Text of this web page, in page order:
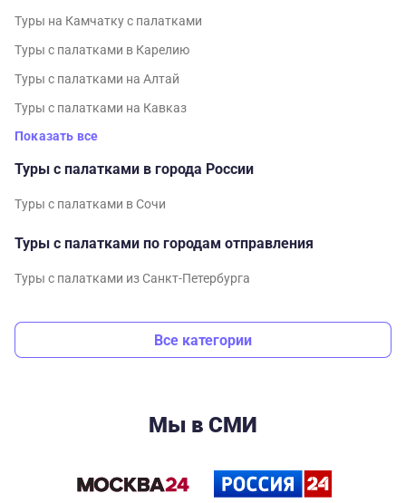
Туры на Камчатку с палатками
Туры с палатками в Карелию
Туры с палатками на Алтай
Туры с палатками на Кавказ
Показать все
Туры с палатками в города России
Туры с палатками в Сочи
Туры с палатками по городам отправления
Туры с палатками из Санкт-Петербурга
Все категории
Мы в СМИ